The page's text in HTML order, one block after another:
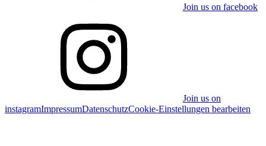
Join us on facebook
Join us on
instagramImpressumDatenschutzCookie-Einstellungen bearbeiten